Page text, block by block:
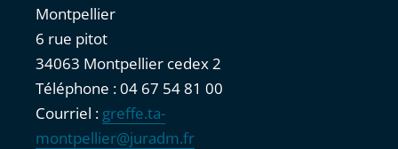
Montpellier
6 rue pitot
34063 Montpellier cedex 2
Téléphone : 04 67 54 81 00
Courriel : greffe.ta-
montpellier@juradm.fr